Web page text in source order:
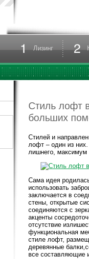
Лизинг
Стиль лофт
больших
Стилей и
лофт – один из них.
лишнего, максимум
Сама идея
использовать
заключается в
стены, открытые
соединяются с
акценты
отсутствие
функциональная
стиле лофт,
деревянные
все составляющие